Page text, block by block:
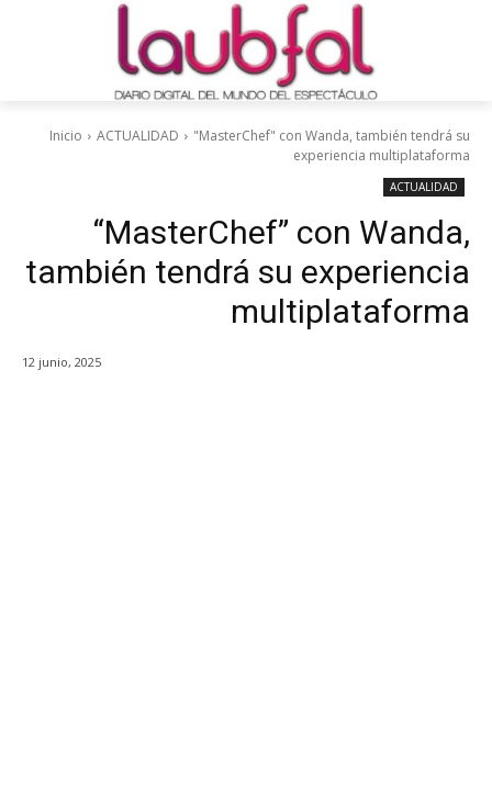
Inicio ACTUALIDAD
"MasterChef" con Wanda, también tendrá su
experiencia multiplataforma
ACTUALIDAD
“MasterChef” con Wanda,
también tendrá su experiencia
multiplataforma
12 junio, 2025